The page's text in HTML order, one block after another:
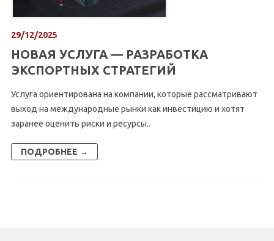
29/12/2025
НОВАЯ УСЛУГА — РАЗРАБОТКА
ЭКСПОРТНЫХ СТРАТЕГИЙ
Услуга ориентирована на компании, которые рассматривают
выход на международные рынки как инвестицию и хотят
заранее оценить риски и ресурсы..
ПОДРОБНЕЕ →